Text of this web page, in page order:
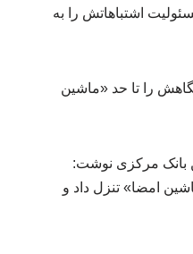
را تا حد «ماشین
بانک مرکزی نوشت:
امضا» تنزل داد و